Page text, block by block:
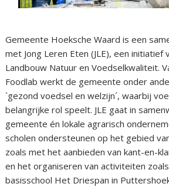
Gemeente Hoeksche Waard is een
met Jong Leren Eten (JLE), een initiatief
Landbouw Natuur en Voedselkwaliteit.
Foodlab werkt de gemeente onder
`gezond voedsel en welzijn´, waarbij
belangrijke rol speelt. JLE gaat in
gemeente én lokale agrarisch
scholen ondersteunen op het gebied
zoals met het aanbieden van kant-en-
en het organiseren van activiteiten zoals
basisschool Het Driespan in